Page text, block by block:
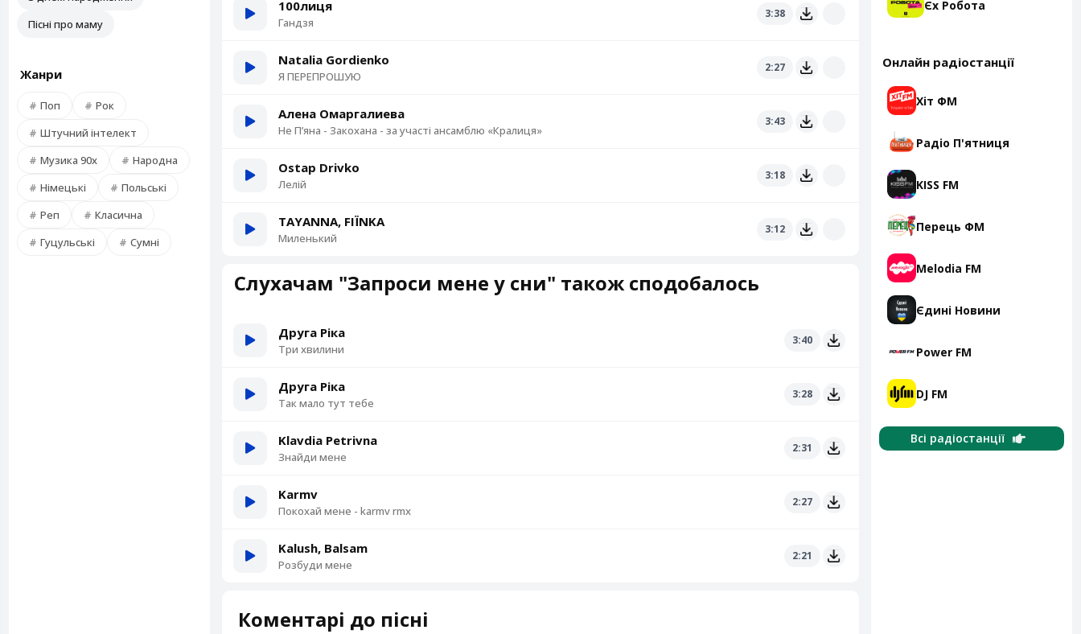
Пісні про маму
Жанри
Поп
Рок
Штучний інтелект
Музика 90х
Народна
Німецькі
Польські
Реп
Класична
Гуцульські
Сумні
100лиця
Гандзя
3:38
Natalia Gordienko
Я ПЕРЕПРОШУЮ
2:27
Алена Омаргалиева
Не Пʼяна - Закохана - за участі ансамблю «Кралиця»
3:43
Ostap Drivko
Лелій
3:18
TAYANNA, FIЇNKA
Миленький
3:12
Слухачам "Запроси мене у сни" також сподобалось
Друга Ріка
Три хвилини
3:40
Друга Ріка
Так мало тут тебе
3:28
Klavdia Petrivna
Знайди мене
2:31
Karmv
Покохай мене - karmv rmx
2:27
Kalush, Balsam
Розбуди мене
2:21
Коментарі до пісні
Єх Робота
Онлайн радіостанції
Хіт ФМ
Радіо П'ятниця
KISS FM
Перець ФМ
Melodia FM
Єдині Новини
Power FM
DJ FM
Всі радіостанції